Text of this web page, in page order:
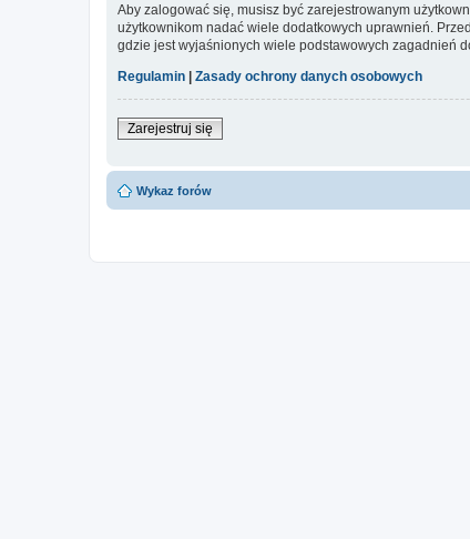
Aby zalogować się, musisz być zarejestrowanym
użytkownikom nadać wiele dodatkowych uprawnień.
gdzie jest wyjaśnionych wiele podstawowych zagadnień
Regulamin | Zasady ochrony danych osobowych
Zarejestruj się
Wykaz forów